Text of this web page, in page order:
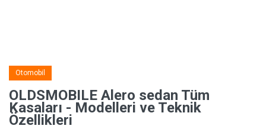
Otomobil
OLDSMOBILE Alero sedan Tüm
Kasaları - Modelleri ve Teknik
Özellikleri